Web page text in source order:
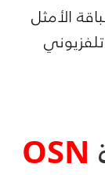
الأمثل
OSN